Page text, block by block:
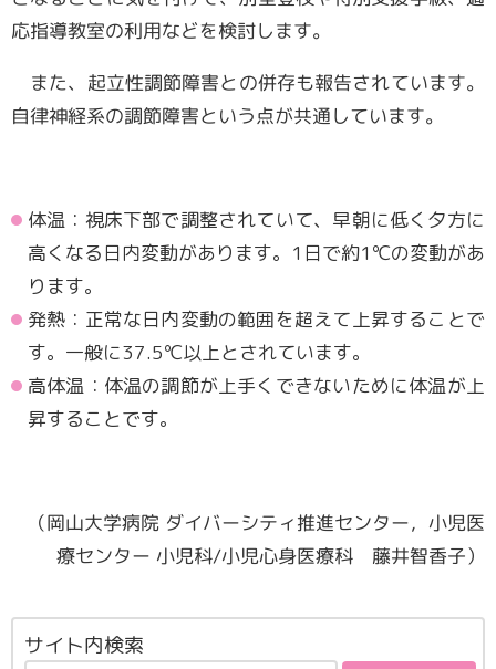
応指導教室の利用などを検討します。
また、起立性調節障害との併存も報告されています。
自律神経系の調節障害という点が共通しています。
体温：視床下部で調整されていて、早朝に低く夕方に
高くなる日内変動があります。1日で約1℃の変動があ
ります。
発熱：正常な日内変動の範囲を超えて上昇することで
す。一般に37.5℃以上とされています。
高体温：体温の調節が上手くできないために体温が上
昇することです。
（岡山大学病院 ダイバーシティ推進センター，小児医
療センター 小児科/小児心身医療科 藤井智香子）
サイト内検索